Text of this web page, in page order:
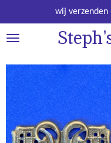
direct
naar
hoofdinhoud
wij verzenden